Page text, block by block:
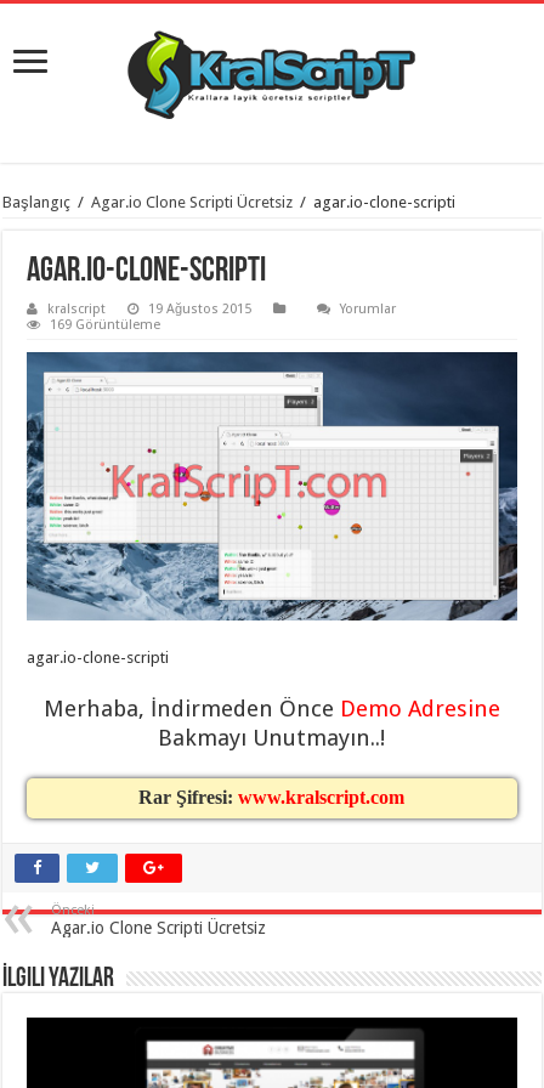
istanbul
taşımacılık,
organizasyon,
gaziantep
evden
taşımacılık,
taşımacılık
gaziantep
evden
taşımacılık,
evden
taşımacılık,
gaziantep
gaziantep
taşımacılık,
taşımacılık
evden
taşımacılık,
evden
taşımacılık,
gaziantep
taşıma ,
gaziantep
Başlangıç / Agar.io Clone Scripti Ücretsiz / agar.io-clone-scripti
agar.io-clone-scripti
kralscript 19 Ağustos 2015
Yorumlar
169 Görüntüleme
agar.io-clone-scripti
Merhaba, İndirmeden Önce Demo Adresine
Bakmayı Unutmayın..!
Rar Şifresi:www.kralscript.com
Önceki
Agar.io Clone Scripti Ücretsiz
İlgili Yazılar